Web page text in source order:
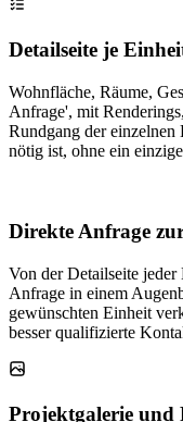
Detailseite je
Wohnfläche, Räume,
Anfrage', mit
Rundgang der
nötig ist, ohne ein
Direkte Anfrage
Von der Detailseite
Anfrage in einem
gewünschten Einheit
besser qualifizierte
Projektgalerie und